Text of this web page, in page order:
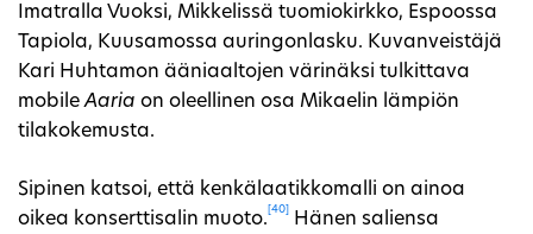
Imatralla Vuoksi, Mikkelissä tuomiokirkko, Espoossa
Tapiola, Kuusamossa auringonlasku. Kuvanveistäjä
Kari Huhtamon ääniaaltojen värinäksi tulkittava
mobileAaria on oleellinen osa Mikaelin lämpiön
tilakokemusta.
Sipinen katsoi, että kenkälaatikkomalli on ainoa
oikea konserttisalin muoto.
[40]
Hänen saliensa